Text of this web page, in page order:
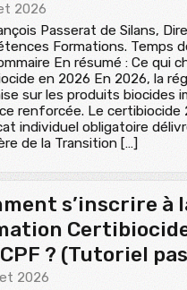
2026
Passerat de Silans,
Formations. Temps
En résumé : Ce qui
en 2026 En 2026, la
sur les produits biocides
renforcée. Le certibiocide
individuel obligatoire
de la Transition […]
s’inscrire à
? (Tutoriel
2026